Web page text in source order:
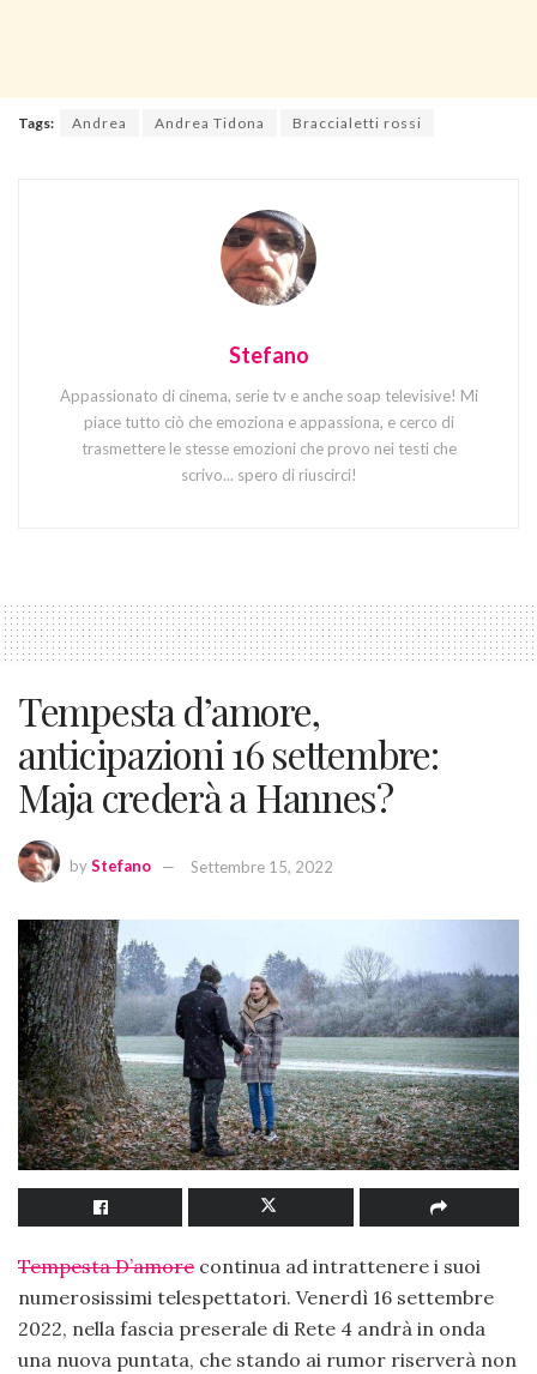
Tags: Andrea Andrea Tidona Braccialetti rossi
Stefano
Appassionato di cinema, serie tv e anche soap televisive! Mi
piace tutto ciò che emoziona e appassiona, e cerco di
trasmettere le stesse emozioni che provo nei testi che
scrivo... spero di riuscirci!
Tempesta d’amore,
anticipazioni 16 settembre:
Maja crederà a Hannes?
byStefano Settembre 15, 2022
Tempesta D’amore continua ad intrattenere i suoi
numerosissimi telespettatori. Venerdì 16 settembre
2022, nella fascia preserale di Rete 4 andrà in onda
una nuova puntata, che stando ai rumor riserverà non